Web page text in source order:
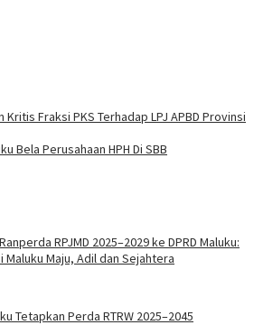
Kritis Fraksi PKS Terhadap LPJ APBD Provinsi
Bela Perusahaan HPH Di SBB
RPJMD 2025–2029 ke DPRD Maluku:
Maluku Maju, Adil dan Sejahtera
Tetapkan Perda RTRW 2025–2045